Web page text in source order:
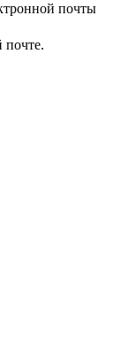
почты
почте.